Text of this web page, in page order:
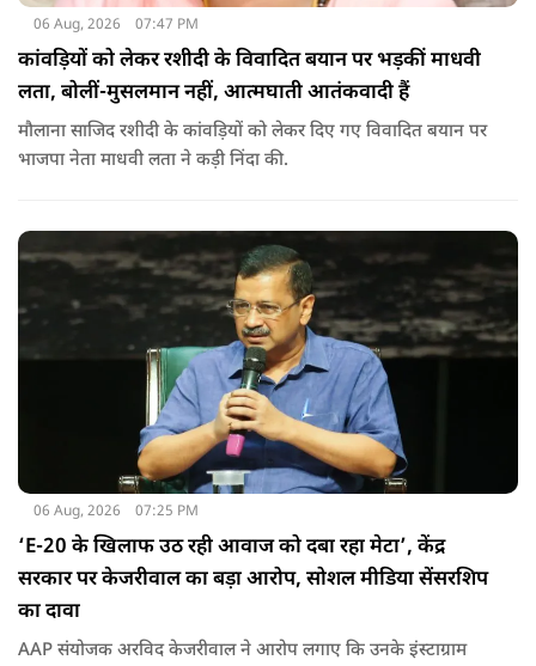
06 Aug, 2026 07:47 PM
कांवड़ियों को लेकर रशीदी के विवादित बयान पर भड़कीं माधवी
लता, बोलीं-मुसलमान नहीं, आत्मघाती आतंकवादी हैं
मौलाना साजिद रशीदी के कांवड़ियों को लेकर दिए गए विवादित बयान पर
भाजपा नेता माधवी लता ने कड़ी निंदा की.
06 Aug, 2026 07:25 PM
‘E-20 के खिलाफ उठ रही आवाज को दबा रहा मेटा’, केंद्र
सरकार पर केजरीवाल का बड़ा आरोप, सोशल मीडिया सेंसरशिप
का दावा
AAP संयोजक अरविद केजरीवाल ने आरोप लगाए कि उनके इंस्टाग्राम